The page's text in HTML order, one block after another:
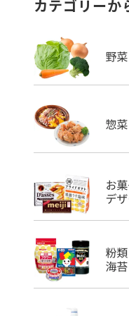
カテゴリーか